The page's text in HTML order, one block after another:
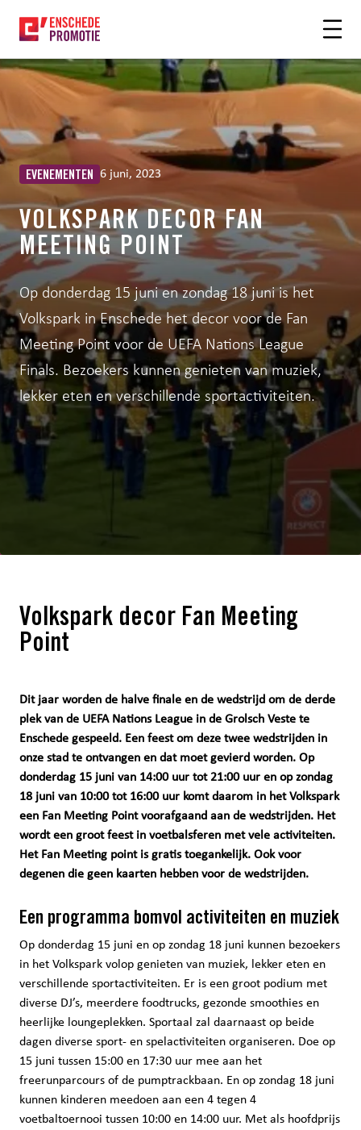
EVENEMENTEN 6 juni, 2023
VOLKSPARK DECOR FAN
MEETING POINT
Op donderdag 15 juni en zondag 18 juni is het
Volkspark in Enschede het decor voor de Fan
Meeting Point voor de UEFA Nations League
Finals. Bezoekers kunnen genieten van muziek,
lekker eten en verschillende sportactiviteiten.
Volkspark decor Fan Meeting
Point
Dit jaar worden de halve finale en de wedstrijd om de derde
plek van de UEFA Nations League in de Grolsch Veste te
Enschede gespeeld. Een feest om deze twee wedstrijden in
onze stad te ontvangen en dat moet gevierd worden. Op
donderdag 15 juni van 14:00 uur tot 21:00 uur en op zondag
18 juni van 10:00 tot 16:00 uur komt daarom in het Volkspark
een Fan Meeting Point voorafgaand aan de wedstrijden. Het
wordt een groot feest in voetbalsferen met vele activiteiten.
Het Fan Meeting point is gratis toegankelijk. Ook voor
degenen die geen kaarten hebben voor de wedstrijden.
Een programma bomvol activiteiten en muziek
Op donderdag 15 juni en op zondag 18 juni kunnen bezoekers
in het Volkspark volop genieten van muziek, lekker eten en
verschillende sportactiviteiten. Er is een groot podium met
diverse DJ’s, meerdere foodtrucks, gezonde smoothies en
heerlijke loungeplekken. Sportaal zal daarnaast op beide
dagen diverse sport- en spelactiviteiten organiseren. Doe op
15 juni tussen 15:00 en 17:30 uur mee aan het
freerunparcours of de pumptrackbaan. En op zondag 18 juni
kunnen kinderen meedoen aan een 4 tegen 4
voetbaltoernooi tussen 10:00 en 14:00 uur. Met als hoofdprijs